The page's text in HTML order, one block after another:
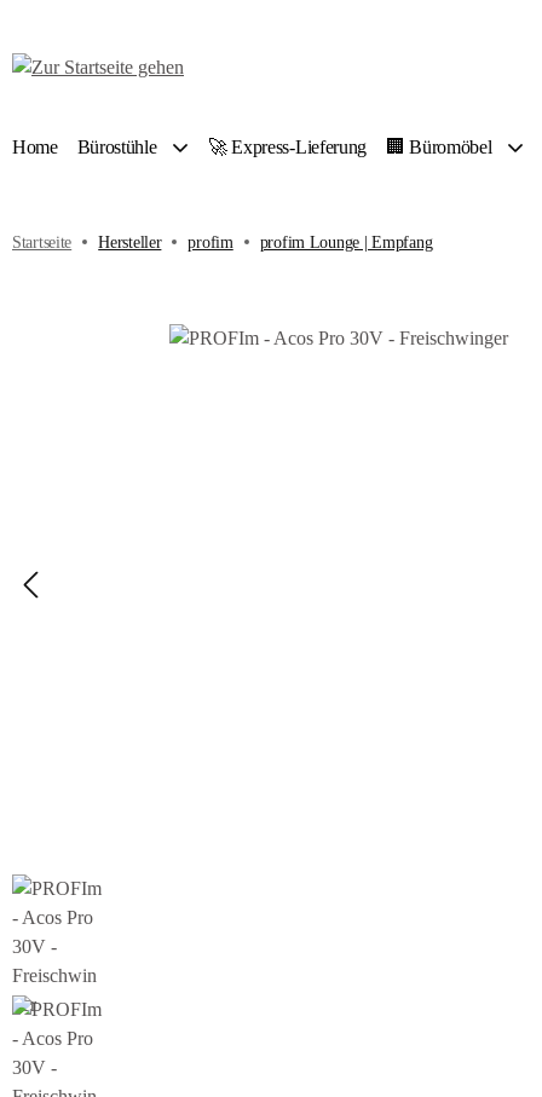
Home Bürostühle 🚀 Express-Lieferung 🏢 Büromöbel
Startseite Hersteller profim profim Lounge | Empfang